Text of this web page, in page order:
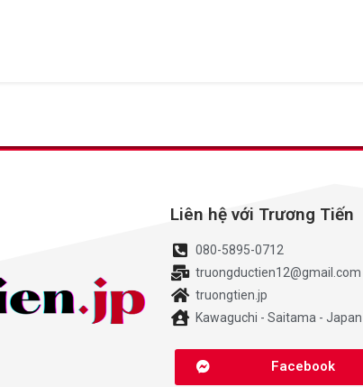
Liên hệ với Trương Tiến
080-5895-0712
truongductien12@gmail.com
truongtien.jp
Kawaguchi - Saitama - Japan
Facebook